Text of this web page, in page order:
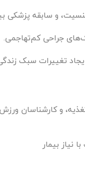
و سابقه پزشکی
جراحی کم‌تهاجمی.
تغییرات سبک
و کارشناسان
نیاز بیمار